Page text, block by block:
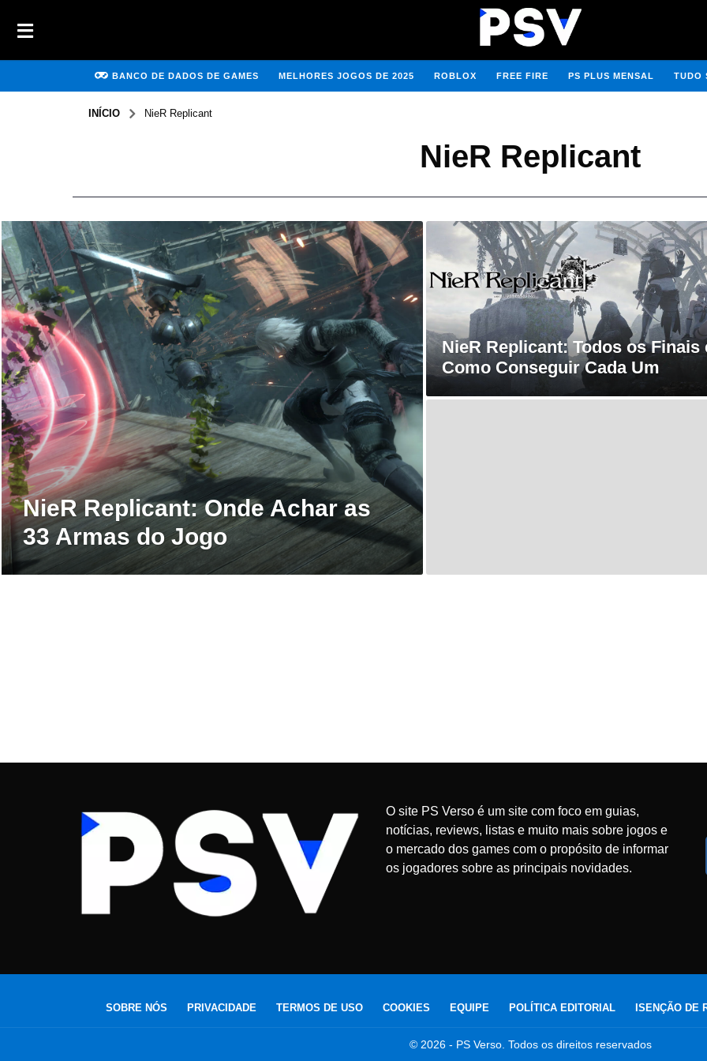
BANCO DE DADOS DE GAMES MELHORES JOGOS DE 2025 ROBLOX FREE FIRE PS PLUS MENSAL TUDO
INÍCIO NieR Replicant
NieR Replicant
NieR Replicant: Onde Achar as
33 Armas do Jogo
NieR Replicant: Todos os Finais
Como Conseguir Cada Um
O site PS Verso é um site com foco em guias,
notícias, reviews, listas e muito mais sobre jogos e
o mercado dos games com o propósito de informar
os jogadores sobre as principais novidades.
SOBRE NÓS PRIVACIDADE TERMOS DE USO COOKIES EQUIPE POLÍTICA EDITORIAL ISENÇÃO DE
© 2026 - PS Verso. Todos os direitos reservados